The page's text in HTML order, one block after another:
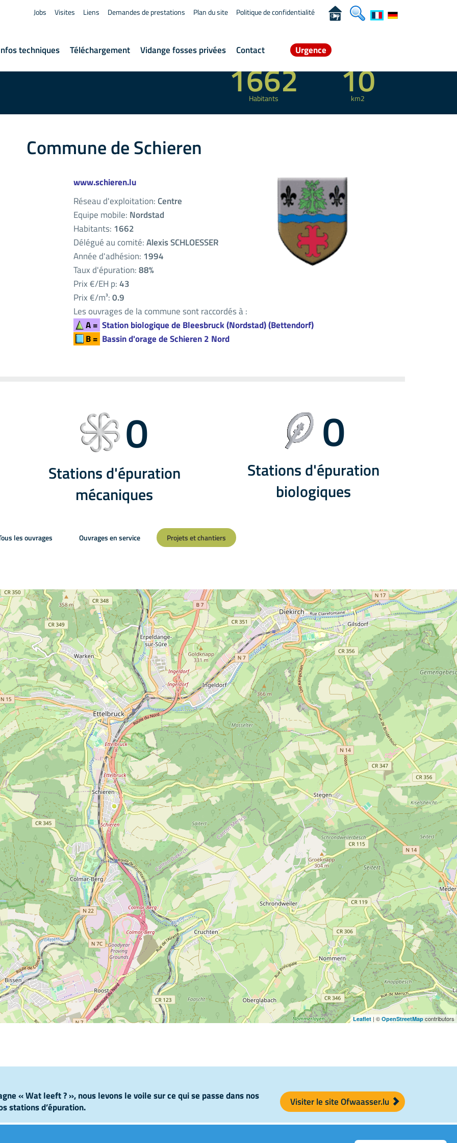
techniques Téléchargement Vidange fosses privées Contact Urgence
Jobs Visites Liens Demandes de prestations Plan du site Politique de confidentialité
Population desservie
1662
Habitants 10
km2
Commune de Schieren
www.schieren.lu
Réseau d'exploitation: Centre
Equipe mobile: Nordstad
Habitants: 1662
Délégué au comité:Alexis SCHLOESSER
Année d'adhésion: 1994
Taux d'épuration:88%
Prix €/EH p:43
Prix €/m³:0.9
Les ouvrages de la commune sont raccordés à :
A = Station biologique de Bleesbruck (Nordstad) (Bettendorf)
B = Bassin d'orage de Schieren 2 Nord
0
Stations d'épuration
mécaniques
0
Stations d'épuration
biologiques
les ouvrages Ouvrages en service Projets et chantiers
Leaflet | © OpenStreetMap contributors
« Wat leeft ? », nous levons le voile sur ce qui se passe dans nos
stations d’épuration.
Visiter le site Ofwaasser.lu